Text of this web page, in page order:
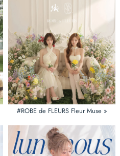
#ROBE de FLEURS Fleur Muse »